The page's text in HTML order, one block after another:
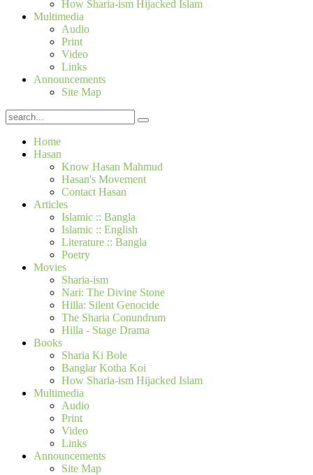
How Sharia-ism Hijacked Islam
Multimedia
Audio
Print
Video
Links
Announcements
Site Map
Home
Hasan
Know Hasan Mahmud
Hasan's Movement
Contact Hasan
Articles
Islamic :: Bangla
Islamic :: English
Literature :: Bangla
Poetry
Movies
Sharia-ism
Nari: The Divine Stone
Hilla: Silent Genocide
The Sharia Conundrum
Hilla - Stage Drama
Books
Sharia Ki Bole
Banglar Kotha Koi
How Sharia-ism Hijacked Islam
Multimedia
Audio
Print
Video
Links
Announcements
Site Map